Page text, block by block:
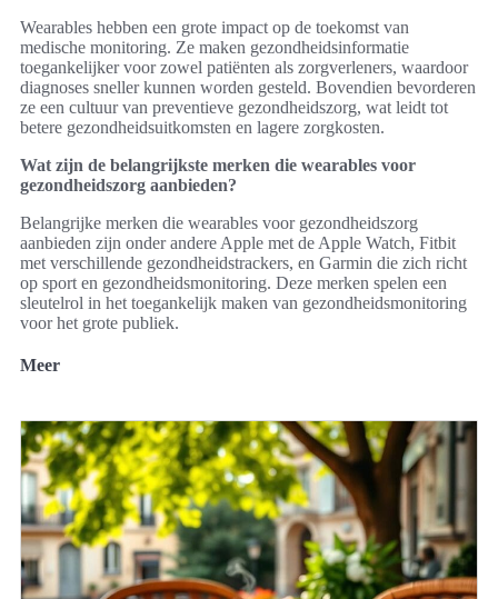
Wearables hebben een grote impact op de toekomst van
medische monitoring. Ze maken gezondheidsinformatie
toegankelijker voor zowel patiënten als zorgverleners, waardoor
diagnoses sneller kunnen worden gesteld. Bovendien bevorderen
ze een cultuur van preventieve gezondheidszorg, wat leidt tot
betere gezondheidsuitkomsten en lagere zorgkosten.
Wat zijn de belangrijkste merken die wearables voor
gezondheidszorg aanbieden?
Belangrijke merken die wearables voor gezondheidszorg
aanbieden zijn onder andere Apple met de Apple Watch, Fitbit
met verschillende gezondheidstrackers, en Garmin die zich richt
op sport en gezondheidsmonitoring. Deze merken spelen een
sleutelrol in het toegankelijk maken van gezondheidsmonitoring
voor het grote publiek.
Meer